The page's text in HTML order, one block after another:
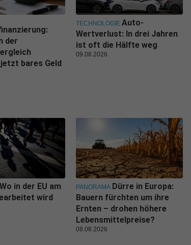
der
bares Geld
TECHNOLOGIE Auto-
Wertverlust: In drei Jahren
ist oft die Hälfte weg
09.08.2026
Wo in der EU am
wird
PANORAMA Dürre in Europa:
Bauern fürchten um ihre
Ernten – drohen höhere
Lebensmittelpreise?
08.08.2026